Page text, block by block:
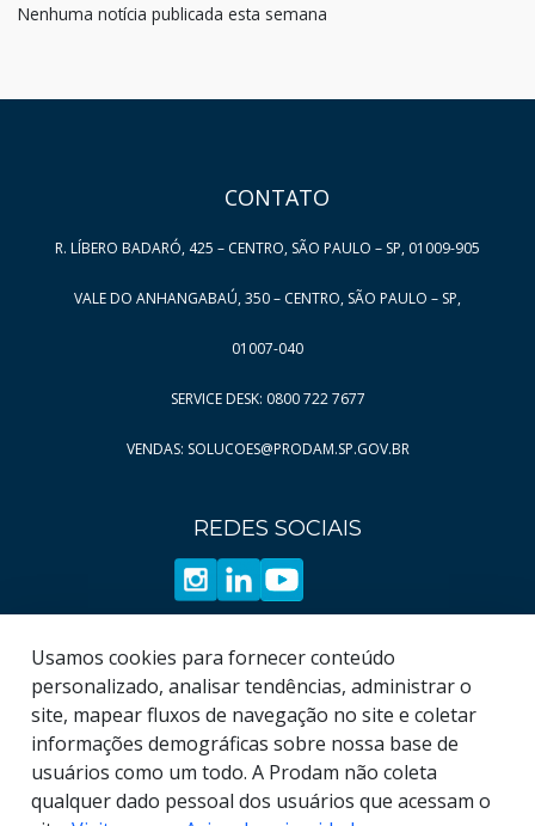
Nenhuma notícia publicada esta semana
CONTATO
R. LÍBERO BADARÓ, 425 – CENTRO, SÃO PAULO – SP, 01009-905
VALE DO ANHANGABAÚ, 350 – CENTRO, SÃO PAULO – SP,
01007-040
SERVICE DESK: 0800 722 7677
VENDAS: SOLUCOES@PRODAM.SP.GOV.BR
REDES SOCIAIS
Usamos cookies para fornecer conteúdo
personalizado, analisar tendências, administrar o
site, mapear fluxos de navegação no site e coletar
informações demográficas sobre nossa base de
usuários como um todo. A Prodam não coleta
qualquer dado pessoal dos usuários que acessam o